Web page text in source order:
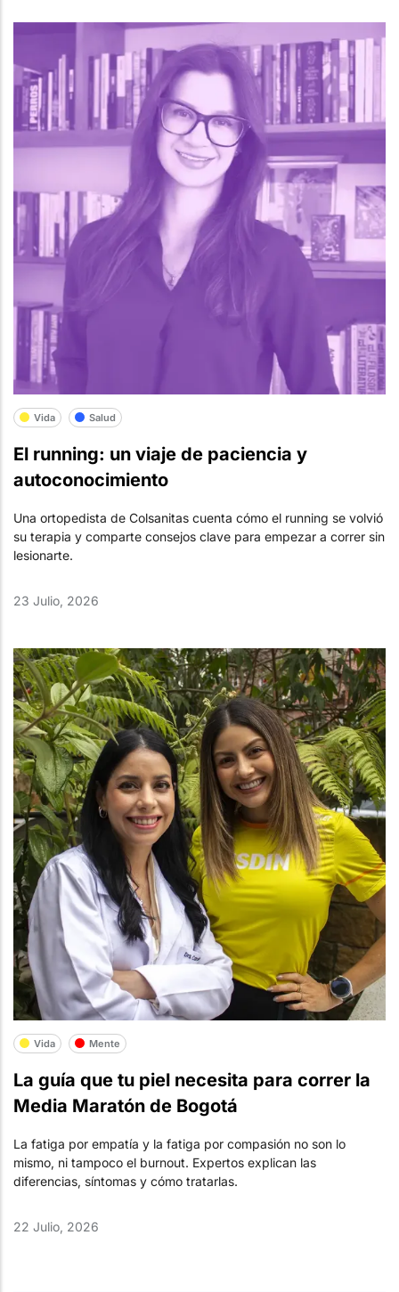
Vida Salud
El running: un viaje de paciencia y
autoconocimiento
Una ortopedista de Colsanitas cuenta cómo el running se volvió
su terapia y comparte consejos clave para empezar a correr sin
lesionarte.
23 Julio, 2026
Vida Mente
La guía que tu piel necesita para correr la
Media Maratón de Bogotá
La fatiga por empatía y la fatiga por compasión no son lo
mismo, ni tampoco el burnout. Expertos explican las
diferencias, síntomas y cómo tratarlas.
22 Julio, 2026